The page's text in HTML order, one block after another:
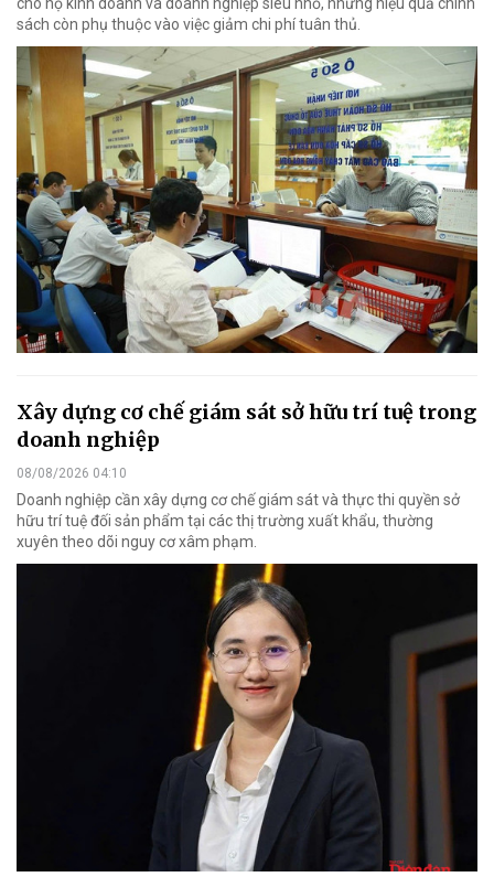
sách còn phụ thuộc vào việc giảm chi phí tuân thủ.
Xây dựng cơ chế giám sát sở hữu trí tuệ trong
doanh nghiệp
08/08/2026 04:10
Doanh nghiệp cần xây dựng cơ chế giám sát và thực thi quyền sở
hữu trí tuệ đối sản phẩm tại các thị trường xuất khẩu, thường
xuyên theo dõi nguy cơ xâm phạm.